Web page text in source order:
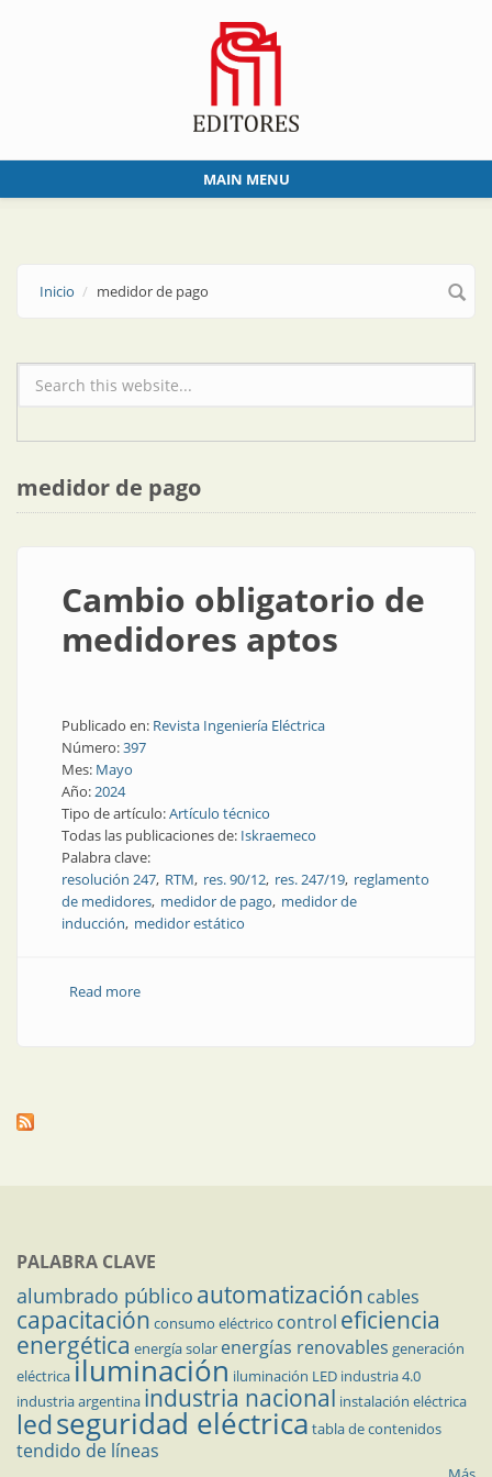
MAIN MENU
Inicio medidor de pago
Formulario de búsqueda
medidor de pago
Cambio obligatorio de
medidores aptos
Publicado en: Revista Ingeniería Eléctrica
Número:397
Mes: Mayo
Año:2024
Tipo de artículo:Artículo técnico
Todas las publicaciones de: Iskraemeco
Palabra clave:
resolución 247 RTM res. 90/12 res. 247/19 reglamento
de medidores medidor de pago medidor de
inducción medidor estático
Read moreabout Cambio obligatorio de medidores aptos
PALABRA CLAVE
alumbrado público automatización cables
capacitación consumo eléctrico control eficiencia
energética energía solar energías renovables generación
eléctricailuminación iluminación LED industria 4.0
industria argentina industria nacional instalación eléctrica
ledseguridad eléctrica tabla de contenidos
tendido de líneas